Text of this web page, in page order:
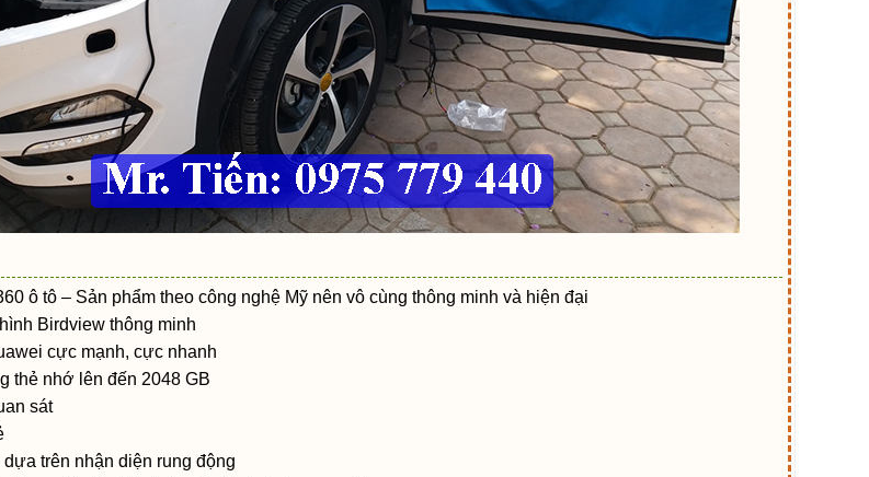
ô tô – Sản phẩm theo công nghệ Mỹ nên vô cùng thông minh và hiện đại
Birdview thông minh
cực mạnh, cực nhanh
thẻ nhớ lên đến 2048 GB
sát
dựa trên nhận diện rung động